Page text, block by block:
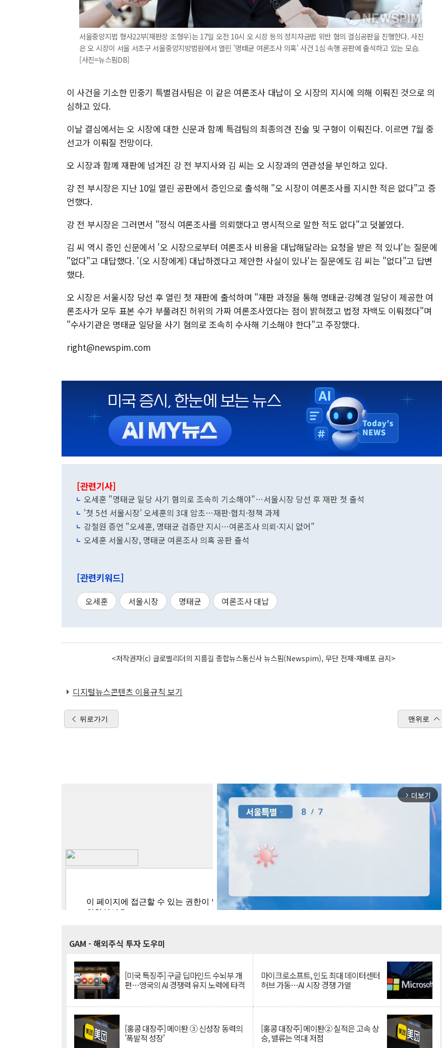
서울중앙지법 형사22부(재판장 조형우)는 17일 오전 10시 오 시장 등의 정치자금법 위반 혐의 결심공판을 진행한다. 사진
은 오 시장이 서울 서초구 서울중앙지방법원에서 열린 '명태균 여론조사 의혹' 사건 1심 속행 공판에 출석하고 있는 모습.
[사진=뉴스핌DB]
이 사건을 기소한 민중기 특별검사팀은 이 같은 여론조사 대납이 오 시장의 지시에 의해 이뤄진 것으로 의
심하고 있다.
이날 결심에서는 오 시장에 대한 신문과 함께 특검팀의 최종의견 진술 및 구형이 이뤄진다. 이르면 7월 중
선고가 이뤄질 전망이다.
오 시장과 함께 재판에 넘겨진 강 전 부지사와 김 씨는 오 시장과의 연관성을 부인하고 있다.
강 전 부시장은 지난 10일 열린 공판에서 증인으로 출석해 "오 시장이 여론조사를 지시한 적은 없다"고 증
언했다.
강 전 부시장은 그러면서 "정식 여론조사를 의뢰했다고 명시적으로 말한 적도 없다"고 덧붙였다.
김 씨 역시 증인 신문에서 '오 시장으로부터 여론조사 비용을 대납해달라는 요청을 받은 적 있냐'는 질문에
"없다"고 대답했다. '(오 시장에게) 대납하겠다고 제안한 사실이 있나'는 질문에도 김 씨는 "없다"고 답변
했다.
오 시장은 서울시장 당선 후 열린 첫 재판에 출석하며 "재판 과정을 통해 명태균·강혜경 일당이 제공한 여
론조사가 모두 표본 수가 부풀려진 허위의 가짜 여론조사였다는 점이 밝혀졌고 법정 자백도 이뤄졌다"며
"수사기관은 명태균 일당을 사기 혐의로 조속히 수사해 기소해야 한다"고 주장했다.
right@newspim.com
[관련기사]
오세훈 "명태균 일당 사기 혐의로 조속히 기소해야"…서울시장 당선 후 재판 첫 출석
'첫 5선 서울시장' 오세훈의 3대 암초…재판·협치·정책 과제
강철원 증언 "오세훈, 명태균 검증만 지시…여론조사 의뢰·지시 없어"
오세훈 서울시장, 명태균 여론조사 의혹 공판 출석
[관련키워드]
오세훈 서울시장 명태균 여론조사 대납
<저작권자(c) 글로벌리더의 지름길 종합뉴스통신사 뉴스핌(Newspim), 무단 전재-재배포 금지>
디지털뉴스콘텐츠 이용규칙 보기
뒤로가기 맨위로
arrow_forward_ios 더보기
GAM - 해외주식 투자 도우미
[미국 특징주] 구글 딥마인드 수뇌부 개
편…영국의 AI 경쟁력 유지 노력에 타격
마이크로소프트, 인도 최대 데이터센터
허브 가동…AI 시장 경쟁 가열
[홍콩 대장주] 메이퇀 ③ 신성장 동력의
'폭발적 성장'
[홍콩 대장주] 메이퇀② 실적은 고속 상
승, 밸류는 역대 저점